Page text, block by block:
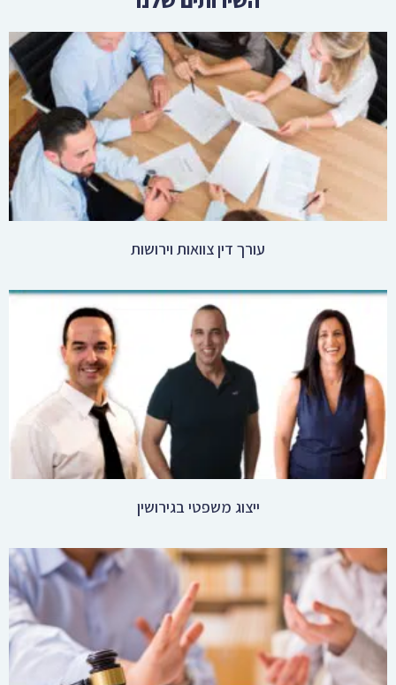
עורך דין צוואות וירושות
ייצוג משפטי בגירושין
הסכמי ממון